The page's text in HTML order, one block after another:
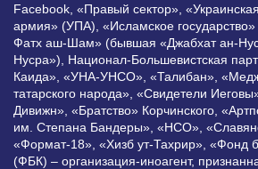
Facebook, «Правый сектор»,
армия» (УПА), «Исламское
Фатх аш-Шам» (бывшая «Джабхат ан-
Нусра»), Национал-Большевистская
Каида», «УНА-УНСО», «Талибан»,
татарского народа», «Свидетели
Дивижн», «Братство» Корчинского,
им. Степана Бандеры», «НСО»,
«Формат-18», «Хизб ут-Тахрир», «Фонд
(ФБК) – организация-иноагент,